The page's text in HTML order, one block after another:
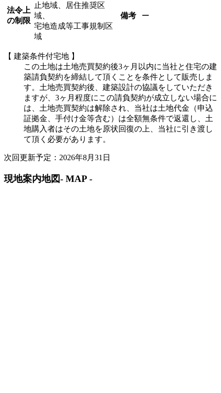
法令上
の制限
止地域、居住推奨区
域、
宅地造成等工事規制区
域
備考 ー
【 建築条件付宅地 】
この土地は土地売買契約後3ヶ月以内に当社と住宅の建
築請負契約を締結して頂くことを条件として販売しま
す。土地売買契約後、建築設計の協議をしていただき
ますが、3ヶ月程度にこの請負契約が成立しない場合に
は、土地売買契約は解除され、当社は土地代金（申込
証拠金、手付け金等含む）は全額無条件で返還し、土
地購入者はその土地を原状回復の上、当社に引き渡し
て頂く必要があります。
次回更新予定：2026年8月31日
現地案内地図- MAP -